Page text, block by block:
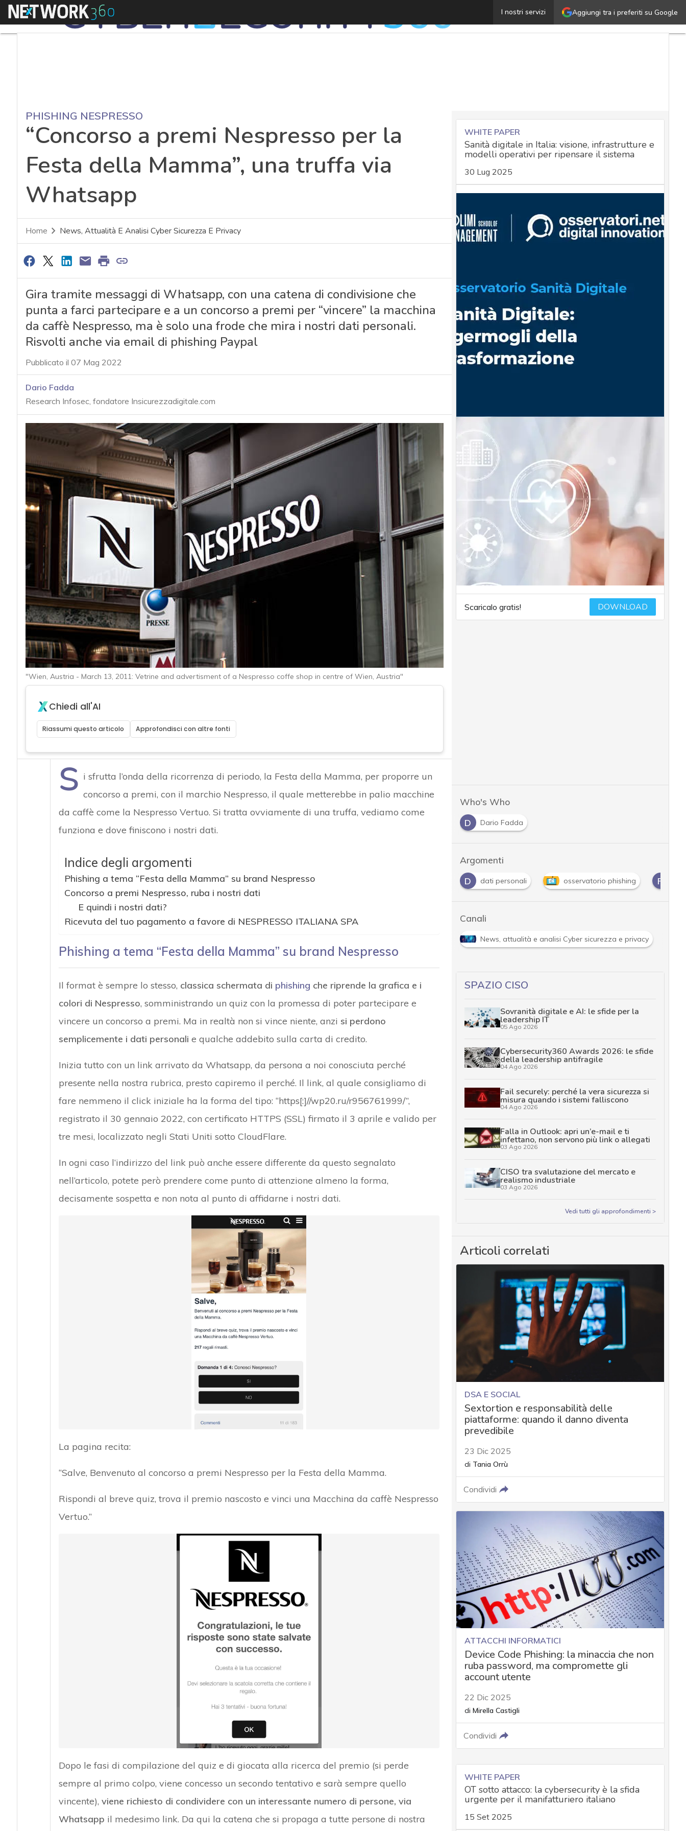
Aggiungi tra i preferiti su Google
I nostri servizi
Menu “Concorso a premi Nespresso per la Festa della
PHISHING NESPRESSO
“Concorso a premi Nespresso per la
Festa della Mamma”, una truffa via
Whatsapp
Home News, Attualità E Analisi Cyber Sicurezza E Privacy
Gira tramite messaggi di Whatsapp, con una catena di condivisione che
punta a farci partecipare e a un concorso a premi per “vincere” la macchina
da caffè Nespresso, ma è solo una frode che mira i nostri dati personali.
Risvolti anche via email di phishing Paypal
Pubblicato il 07 Mag 2022
Dario Fadda
Research Infosec, fondatore Insicurezzadigitale.com
"Wien, Austria - March 13, 2011: Vetrine and advertisment of a Nespresso coffe shop in centre of Wien, Austria"
Chiedi all'AI
Riassumi questo articolo Approfondisci con altre fonti
S i sfrutta l’onda della ricorrenza di periodo, la Festa della Mamma, per proporre un
concorso a premi, con il marchio Nespresso, il quale metterebbe in palio macchine
da caffè come la Nespresso Vertuo. Si tratta ovviamente di una truffa, vediamo come
funziona e dove finiscono i nostri dati.
Indice degli argomenti
Phishing a tema “Festa della Mamma” su brand Nespresso
Concorso a premi Nespresso, ruba i nostri dati
E quindi i nostri dati?
Ricevuta del tuo pagamento a favore di NESPRESSO ITALIANA SPA
Phishing a tema “Festa della Mamma” su brand Nespresso
Il format è sempre lo stesso, classica schermata di phishing che riprende la grafica e i
colori di Nespresso, somministrando un quiz con la promessa di poter partecipare e
vincere un concorso a premi. Ma in realtà non si vince niente, anzi si perdono
semplicemente i dati personali e qualche addebito sulla carta di credito.
Inizia tutto con un link arrivato da Whatsapp, da persona a noi conosciuta perché
presente nella nostra rubrica, presto capiremo il perché. Il link, al quale consigliamo di
fare nemmeno il click iniziale ha la forma del tipo: “https[:]//wp20.ru/r956761999/”,
registrato il 30 gennaio 2022, con certificato HTTPS (SSL) firmato il 3 aprile e valido per
tre mesi, localizzato negli Stati Uniti sotto CloudFlare.
In ogni caso l’indirizzo del link può anche essere differente da questo segnalato
nell’articolo, potete però prendere come punto di attenzione almeno la forma,
decisamente sospetta e non nota al punto di affidarne i nostri dati.
La pagina recita:
“Salve, Benvenuto al concorso a premi Nespresso per la Festa della Mamma.
Rispondi al breve quiz, trova il premio nascosto e vinci una Macchina da caffè Nespresso
Vertuo.”
Dopo le fasi di compilazione del quiz e di giocata alla ricerca del premio (si perde
sempre al primo colpo, viene concesso un secondo tentativo e sarà sempre quello
vincente), viene richiesto di condividere con un interessante numero di persone, via
Whatsapp il medesimo link. Da qui la catena che si propaga a tutte persone di nostra
WHITE PAPER
Sanità digitale in Italia: visione, infrastrutture e
modelli operativi per ripensare il sistema
30 Lug 2025
Scaricalo gratis! DOWNLOAD
Who's Who
D
Dario Fadda
Argomenti
D dati personali osservatorio phishing P
Canali
News, attualità e analisi Cyber sicurezza e privacy
SPAZIO CISO
Sovranità digitale e AI: le sfide per la
leadership IT
05 Ago 2026
Cybersecurity360 Awards 2026: le sfide
della leadership antifragile
04 Ago 2026
Fail securely: perché la vera sicurezza si
misura quando i sistemi falliscono
04 Ago 2026
Falla in Outlook: apri un’e-mail e ti
infettano, non servono più link o allegati
03 Ago 2026
CISO tra svalutazione del mercato e
realismo industriale
03 Ago 2026
Vedi tutti gli approfondimenti >
Articoli correlati
DSA E SOCIAL
Sextortion e responsabilità delle
piattaforme: quando il danno diventa
prevedibile
23 Dic 2025
di Tania Orrù
Condividi
ATTACCHI INFORMATICI
Device Code Phishing: la minaccia che non
ruba password, ma compromette gli
account utente
22 Dic 2025
di Mirella Castigli
Condividi
WHITE PAPER
OT sotto attacco: la cybersecurity è la sfida
urgente per il manifatturiero italiano
15 Set 2025